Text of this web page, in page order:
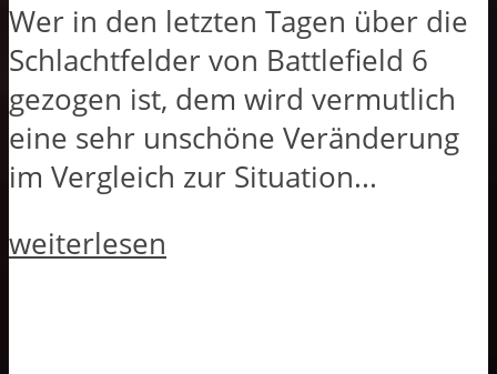
Wer in den letzten Tagen über die
Schlachtfelder von Battlefield 6
gezogen ist, dem wird vermutlich
eine sehr unschöne Veränderung
im Vergleich zur Situation...
weiterlesen